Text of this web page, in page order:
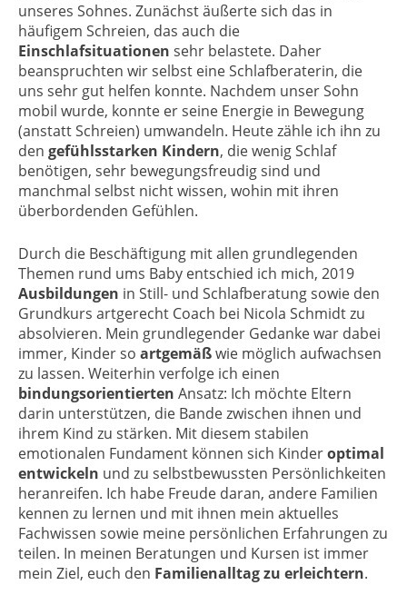
unseres Sohnes. Zunächst äußerte sich das in
häufigem Schreien, das auch die
Einschlafsituationen sehr belastete. Daher
beanspruchten wir selbst eine Schlafberaterin, die
uns sehr gut helfen konnte. Nachdem unser Sohn
mobil wurde, konnte er seine Energie in Bewegung
(anstatt Schreien) umwandeln. Heute zähle ich ihn zu
den gefühlsstarken Kindern, die wenig Schlaf
benötigen, sehr bewegungsfreudig sind und
manchmal selbst nicht wissen, wohin mit ihren
überbordenden Gefühlen.
Durch die Beschäftigung mit allen grundlegenden
Themen rund ums Baby entschied ich mich, 2019
Ausbildungen in Still- und Schlafberatung sowie den
Grundkurs artgerecht Coach bei Nicola Schmidt zu
absolvieren. Mein grundlegender Gedanke war dabei
immer, Kinder so artgemäßwie möglich aufwachsen
zu lassen. Weiterhin verfolge ich einen
bindungsorientierten Ansatz: Ich möchte Eltern
darin unterstützen, die Bande zwischen ihnen und
ihrem Kind zu stärken. Mit diesem stabilen
emotionalen Fundament können sich Kinderoptimal
entwickeln und zu selbstbewussten Persönlichkeiten
heranreifen. Ich habe Freude daran, andere Familien
kennen zu lernen und mit ihnen mein aktuelles
Fachwissen sowie meine persönlichen Erfahrungen zu
teilen. In meinen Beratungen und Kursen ist immer
mein Ziel, euch den Familienalltag zu erleichtern.